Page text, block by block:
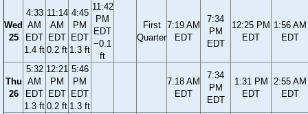
Wed
25
4:33
AM
EDT
1.4 ft
11:14
AM
EDT
0.2 ft
4:45
PM
EDT
1.3 ft
11:42
PM
EDT
−0.1
ft
First
Quarter
7:19 AM
EDT
7:34
PM
EDT
12:25 PM
EDT
1:56 AM
EDT
Thu
26
5:32
AM
EDT
1.3 ft
12:21
PM
EDT
0.2 ft
5:46
PM
EDT
1.3 ft
7:18 AM
EDT
7:34
PM
EDT
1:31 PM
EDT
2:55 AM
EDT